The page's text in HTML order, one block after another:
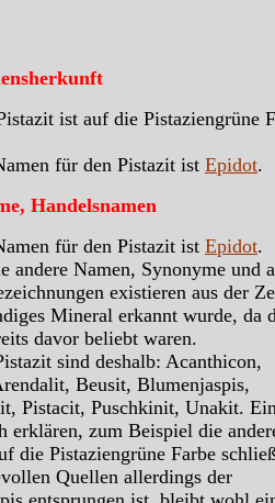
ist auf die Pistaziengrüne
für den Pistazit ist Epidot.
Handelsnamen
für den Pistazit ist Epidot.
andere Namen, Synonyme und
existieren aus der
Mineral erkannt wurde, da
davor beliebt waren.
sind deshalb: Acanthicon,
Beusit, Blumenjaspis,
Pistacit, Puschkinit, Unakit.
erklären, zum Beispiel die
die Pistaziengrüne Farbe
Quellen allerdings der